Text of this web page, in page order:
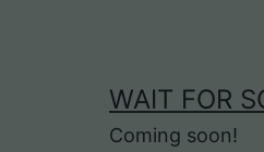
WAIT FOR
Coming soon!